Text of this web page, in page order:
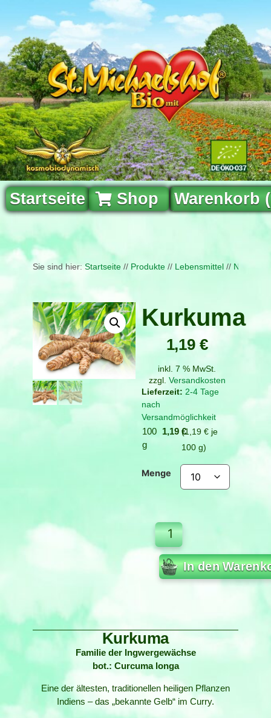
Startseite Shop Warenkorb
Sie sind hier:Startseite // Produkte // Lebensmittel //
Kurkuma
1,19€
inkl. 7 % MwSt.
zzgl. Versandkosten
2-4 Tage
nach
Versandmöglichkeit
100
g
1,19€1,19 €je
100 g
Menge
In den
Kurkuma
Familie der Ingwergewächse
bot.: Curcuma longa
Eine der ältesten, traditionellen heiligen Pflanzen
Indiens – das „bekannte Gelb“ im Curry.